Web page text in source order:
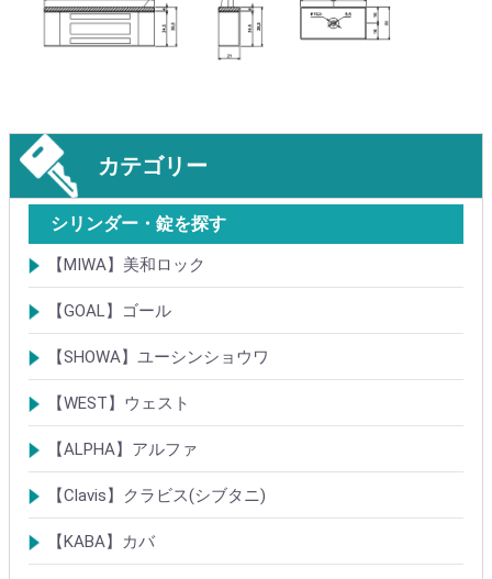
カテゴリー
シリンダー・錠を探す
【MIWA】美和ロック
シリンダー
レバーハンドル錠
ケースロック
モノロック
本締錠
引戸錠
引違戸錠
ガラス扉錠
補助錠
グレモン錠
自動施錠錠
面付錠
内部錠
プッシュプル錠
キーレス錠
インダストリアルロック・カムロック
ポスト錠
ハンドル
サムターン
フロントプレート
ストライク
樹脂カバー・非常カバー
交換・補修錠前
交換・補修部材
M品番特殊錠(Kシリーズ)
その他
【GOAL】ゴール
シリンダー
錠
錠前部品
その他
【SHOWA】ユーシンショウワ
シリンダー
錠
その他
【WEST】ウェスト
シリンダー
錠
その他
【ALPHA】アルファ
シリンダー
錠
南京錠
【Clavis】クラビス(シブタニ)
シリンダー
錠
【KABA】カバ